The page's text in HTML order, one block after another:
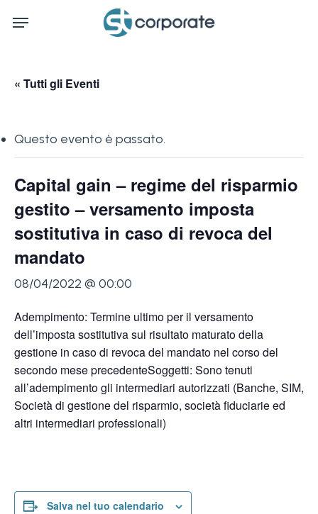
Menu
« Tutti gli Eventi
Questo evento è passato.
Capital gain – regime del risparmio
gestito – versamento imposta
sostitutiva in caso di revoca del
mandato
08/04/2022 @ 00:00
Adempimento: Termine ultimo per il versamento
dell’imposta sostitutiva sul risultato maturato della
gestione in caso di revoca del mandato nel corso del
secondo mese precedenteSoggetti: Sono tenuti
all’adempimento gli intermediari autorizzati (Banche, SIM,
Società di gestione del risparmio, società fiduciarie ed
altri intermediari professionali)
Salva nel tuo calendario